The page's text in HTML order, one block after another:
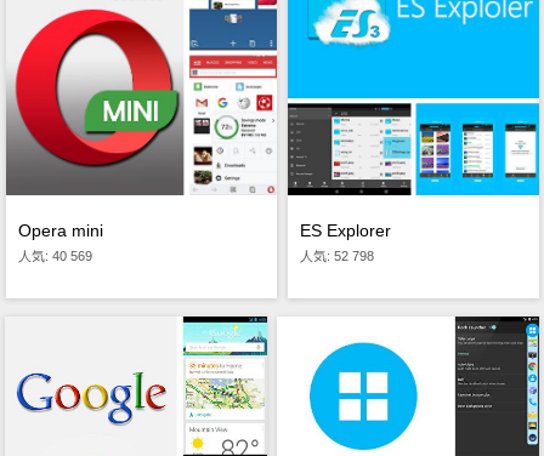
Opera mini
人気: 40 569
ES Explorer
人気: 52 798